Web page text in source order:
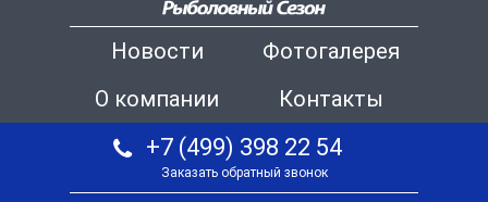
Новости
Фотогалерея
О компании
Контакты
+7 (499) 398 22 54
Заказать обратный звонок